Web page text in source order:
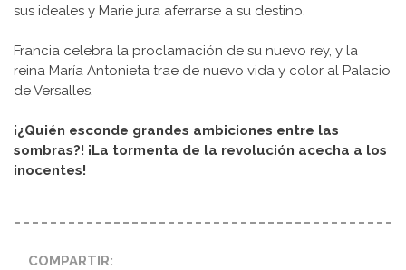
sus ideales y Marie jura aferrarse a su destino.
Francia celebra la proclamación de su nuevo rey, y la
reina María Antonieta trae de nuevo vida y color al Palacio
de Versalles.
¡¿Quién esconde grandes ambiciones entre las
sombras?! ¡La tormenta de la revolución acecha a los
inocentes!
COMPARTIR: